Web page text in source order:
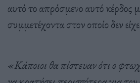
αυτό το απρόσμενο αυτό κέρδος
συμμετέχοντα στον οποίο δεν
«Κάποιοι θα πίστευαν ότι ο